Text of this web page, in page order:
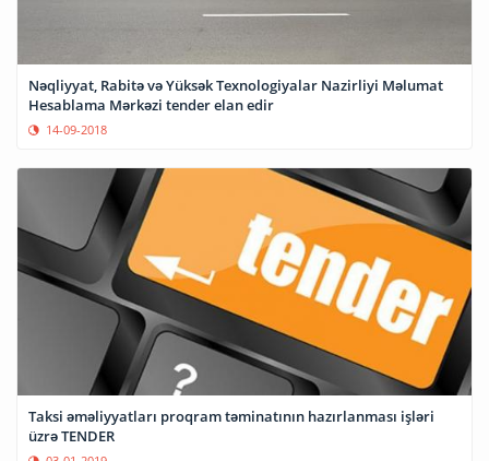
Nəqliyyat, Rabitə və Yüksək Texnologiyalar Nazirliyi Məlumat
Hesablama Mərkəzi tender elan edir
14-09-2018
Taksi əməliyyatları proqram təminatının hazırlanması işləri
üzrə TENDER